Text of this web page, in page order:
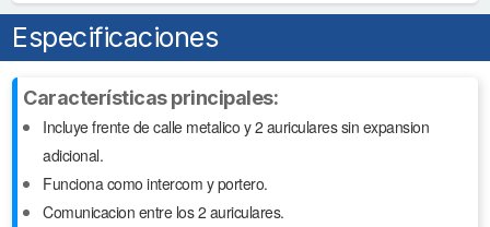
Especificaciones
Características principales:
Incluye frente de calle metalico y 2 auriculares sin expansion
adicional.
Funciona como intercom y portero.
Comunicacion entre los 2 auriculares.